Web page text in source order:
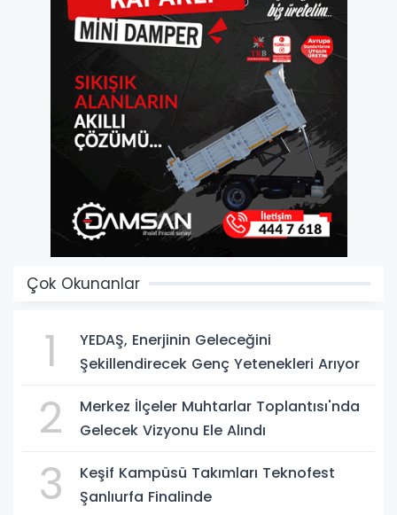
Çok Okunanlar
1
YEDAŞ, Enerjinin Geleceğini
Şekillendirecek Genç Yetenekleri Arıyor
2
Merkez İlçeler Muhtarlar Toplantısı'nda
Gelecek Vizyonu Ele Alındı
3
Keşif Kampüsü Takımları Teknofest
Şanlıurfa Finalinde